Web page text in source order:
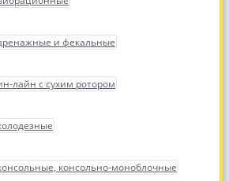
и фекальные
лайн с сухим ротором
консольно-моноблочные